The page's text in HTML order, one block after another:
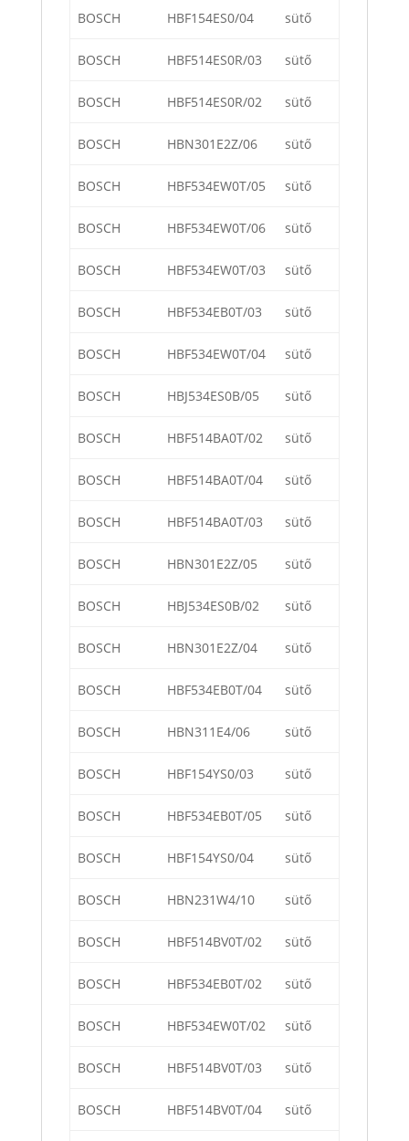
BOSCH HBF154ES0/04 sütő
BOSCH HBF514ES0R/03 sütő
BOSCH HBF514ES0R/02 sütő
BOSCH HBN301E2Z/06 sütő
BOSCH HBF534EW0T/05 sütő
BOSCH HBF534EW0T/06 sütő
BOSCH HBF534EW0T/03 sütő
BOSCH HBF534EB0T/03 sütő
BOSCH HBF534EW0T/04 sütő
BOSCH HBJ534ES0B/05 sütő
BOSCH HBF514BA0T/02 sütő
BOSCH HBF514BA0T/04 sütő
BOSCH HBF514BA0T/03 sütő
BOSCH HBN301E2Z/05 sütő
BOSCH HBJ534ES0B/02 sütő
BOSCH HBN301E2Z/04 sütő
BOSCH HBF534EB0T/04 sütő
BOSCH HBN311E4/06 sütő
BOSCH HBF154YS0/03 sütő
BOSCH HBF534EB0T/05 sütő
BOSCH HBF154YS0/04 sütő
BOSCH HBN231W4/10 sütő
BOSCH HBF514BV0T/02 sütő
BOSCH HBF534EB0T/02 sütő
BOSCH HBF534EW0T/02 sütő
BOSCH HBF514BV0T/03 sütő
BOSCH HBF514BV0T/04 sütő